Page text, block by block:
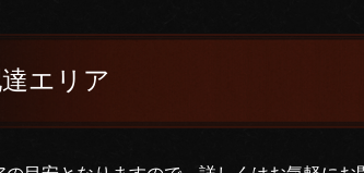
エリア